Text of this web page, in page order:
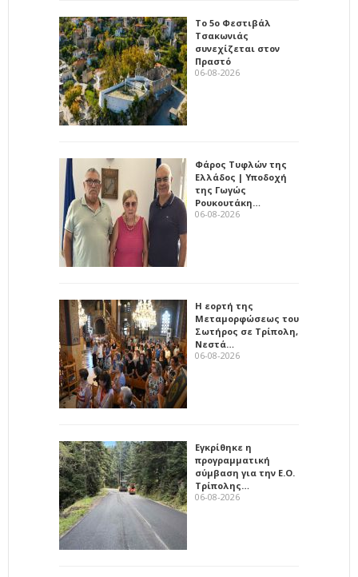
Το 5ο Φεστιβάλ
Τσακωνιάς
συνεχίζεται στον
Πραστό
06-08-2026
Φάρος Τυφλών της
Ελλάδος | Υποδοχή
της Γωγώς
Ρουκουτάκη…
06-08-2026
Η εορτή της
Μεταμορφώσεως του
Σωτήρος σε Τρίπολη,
Νεστά…
06-08-2026
Εγκρίθηκε η
προγραμματική
σύμβαση για την Ε.Ο.
Τρίπολης…
06-08-2026